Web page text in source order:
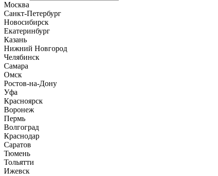
Москва
Санкт-Петербург
Новосибирск
Екатеринбург
Казань
Нижний Новгород
Челябинск
Самара
Омск
Ростов-на-Дону
Уфа
Красноярск
Воронеж
Пермь
Волгоград
Краснодар
Саратов
Тюмень
Тольятти
Ижевск